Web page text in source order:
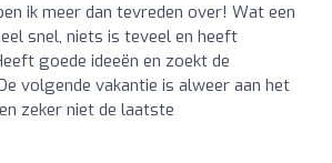
ik meer dan tevreden over! Wat een
snel, niets is teveel en heeft
goede ideeën en zoekt de
volgende vakantie is alweer aan het
zeker niet de laatste